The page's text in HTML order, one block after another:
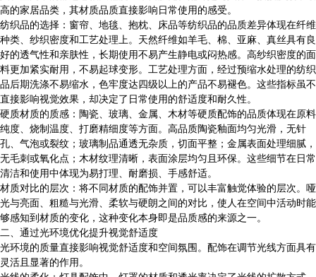
高的家居品类，其材质品质直接影响日常使用的感受。
纺织品的选择：窗帘、地毯、抱枕、床品等纺织品的品质差异体现在纤维
种类、纱织密度和工艺处理上。天然纤维如羊毛、棉、亚麻、真丝具有良
好的透气性和亲肤性，长期使用不易产生静电或闷热感。高纱织密度的面
料更加紧实耐用，不易起球变形。工艺处理方面，经过预缩水处理的纺织
品后期洗涤不易缩水，色牢度达四级以上的产品不易褪色。这些指标虽不
直接影响视觉效果，却决定了日常使用的舒适度和耐久性。
硬质材质的质感：陶瓷、玻璃、金属、木材等硬质配饰的品质体现在原料
纯度、烧制温度、打磨精细度等方面。高品质陶瓷釉面均匀光滑，无针
孔、气泡或裂纹；玻璃制品通透无杂质，切面平整；金属表面处理细腻，
无毛刺或氧化点；木材纹理清晰，表面涂层均匀且环保。这些细节在日常
清洁和使用中体现为易打理、耐磨损、手感舒适。
材质对比的层次：将不同材质的配饰并置，可以丰富触觉体验的层次。哑
光与亮面、粗糙与光滑、柔软与硬朗之间的对比，使人在空间中活动时能
够感知到材质的变化，这种变化本身即是品质感的来源之一。
二、通过光环境优化提升视觉舒适度
光环境的质量直接影响视觉舒适度和空间氛围。配饰在调节光线方面具有
灵活且显著的作用。